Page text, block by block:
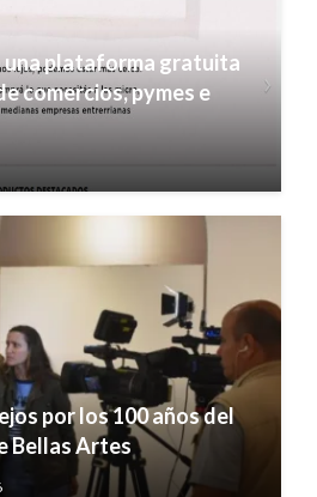
una plataforma gratuita
comercios, pymes e
por los 100 años del
Bellas Artes